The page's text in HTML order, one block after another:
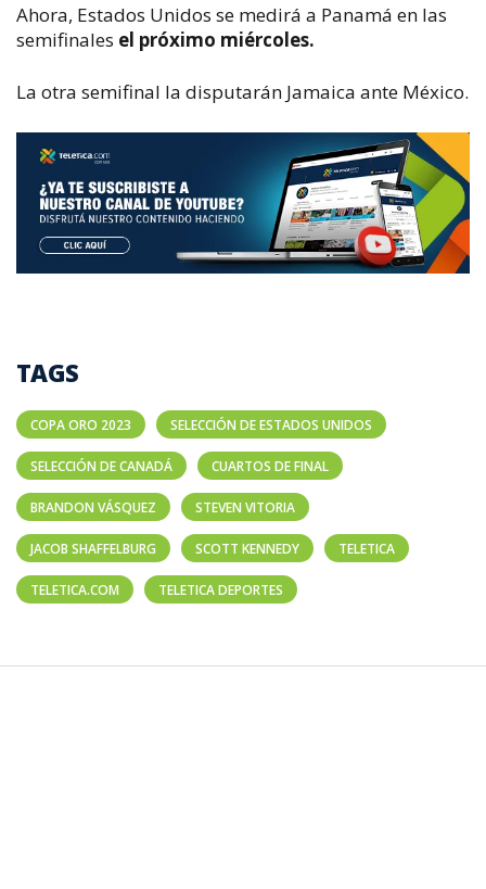
Ahora, Estados Unidos se medirá a Panamá en las
semifinales el próximo miércoles.
La otra semifinal la disputarán Jamaica ante México.
TAGS
COPA ORO 2023 SELECCIÓN DE ESTADOS UNIDOS
SELECCIÓN DE CANADÁ CUARTOS DE FINAL
BRANDON VÁSQUEZ STEVEN VITORIA
JACOB SHAFFELBURG SCOTT KENNEDY TELETICA
TELETICA.COM TELETICA DEPORTES